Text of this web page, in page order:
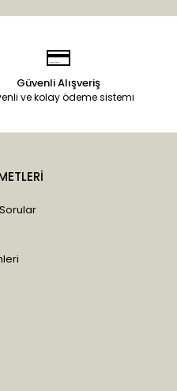
Güvenli Alışveriş
ve kolay ödeme sistemi